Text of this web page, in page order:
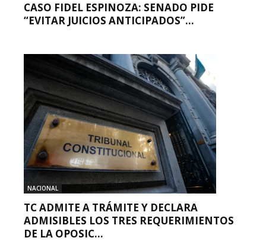
CASO FIDEL ESPINOZA: SENADO PIDE
“EVITAR JUICIOS ANTICIPADOS”...
NACIONAL
TC ADMITE A TRÁMITE Y DECLARA
ADMISIBLES LOS TRES REQUERIMIENTOS
DE LA OPOSIC...